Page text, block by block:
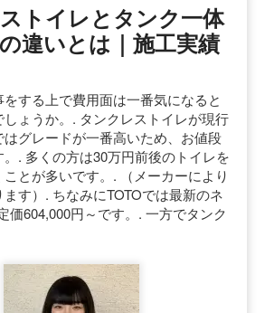
トイレとタンク一体
違いとは｜施工実績
をする上で費用面は一番気になると
しょうか。. タンクレストイレが現行
グレードが一番高いため、お値段
。. 多くの方は30万円前後のトイレを
とが多いです。. （メーカーにより
す）. ちなみにTOTOでは最新のネ
価604,000円～です。. 一方でタンク